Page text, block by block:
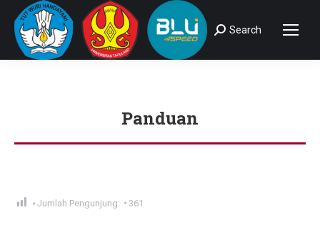
Search:
Search
Panduan
You are here:
Jumlah Pengunjung: 361